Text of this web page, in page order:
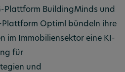
Plattform BuildingMinds und
Optiml bündeln ihre
im Immobiliensektor eine KI-
für
und